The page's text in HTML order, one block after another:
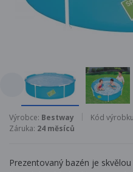
Výrobce: Bestway Kód
Záruka: 24 měsíců
Prezentovaný bazén je